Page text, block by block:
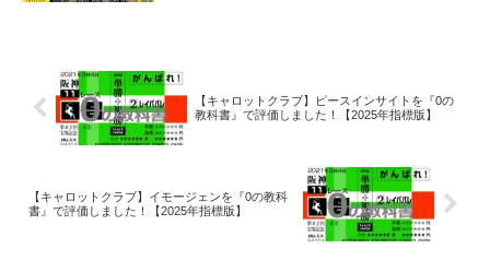
【キャロットクラブ】ピースインサイトを『0の
教科書』で評価しました！【2025年指標版】
【キャロットクラブ】イモージェンを『0の教科
書』で評価しました！【2025年指標版】